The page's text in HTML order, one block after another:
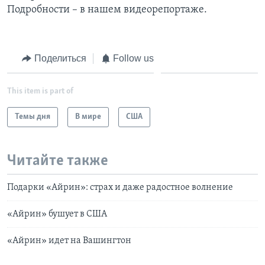
СОЦИАЛЬНЫЕ СЕТИ
Языки
Подробности – в нашем видеорепортаже.
Поделиться Follow us
This item is part of
Темы дня В мире США
Читайте также
Подарки «Айрин»: страх и даже радостное волнение
«Айрин» бушует в США
«Айрин» идет на Вашингтон